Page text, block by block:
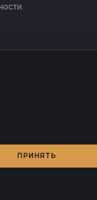
справочный характер и
положениями п. 2
ПРИНЯТЬ